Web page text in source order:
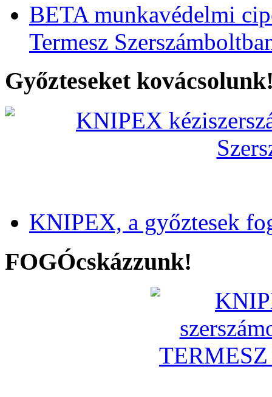
BETA munkavédelmi
Termesz
Győzteseket
KNIPEX, a győztesek
FOGÓcskázzunk!